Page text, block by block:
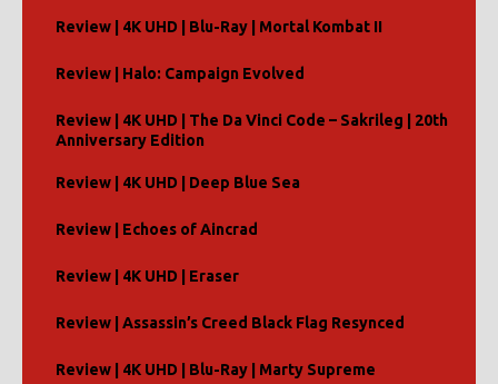
Review | 4K UHD | Blu-Ray | Mortal Kombat II
Review | Halo: Campaign Evolved
Review | 4K UHD | The Da Vinci Code – Sakrileg | 20th
Anniversary Edition
Review | 4K UHD | Deep Blue Sea
Review | Echoes of Aincrad
Review | 4K UHD | Eraser
Review | Assassin’s Creed Black Flag Resynced
Review | 4K UHD | Blu-Ray | Marty Supreme